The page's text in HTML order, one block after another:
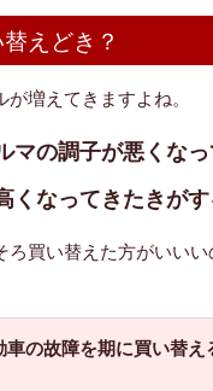
えどき？
増えてきますよね。
マの調子が悪くな
くなってきたきが
ろ買い替えた方がいい
の故障を期に買い替え